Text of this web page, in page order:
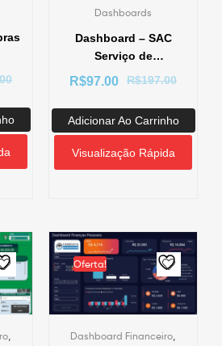
Dashboards
Dashboard – SAC
Serviço de
Atendimento ao
Cliente – Power BI
R$197.00
R$97.00
Adicionar Ao Carrinho
Visualização Rápida
Oferta!
Dashboard Financeiro